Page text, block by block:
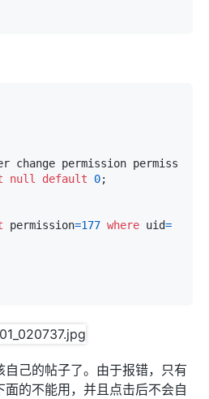
change permission permiss
null default 0;
permission=177 where uid=
己的帖子了。由于报错，只有
的不能用，并且点击后不会自